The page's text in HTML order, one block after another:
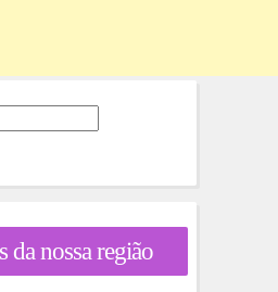
da nossa região